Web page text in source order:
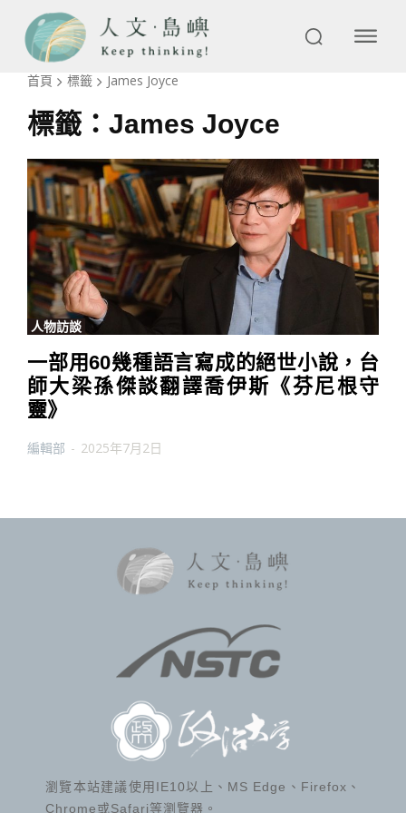
首頁 標籤 James Joyce
標籤： James Joyce
人物訪談
一部用60幾種語言寫成的絕世小說，台
師大梁孫傑談翻譯喬伊斯《芬尼根守
靈》
編輯部 - 2025年7月2日
瀏覽本站建議使用IE10以上、MS Edge、Firefox、
Chrome或Safari等瀏覽器。